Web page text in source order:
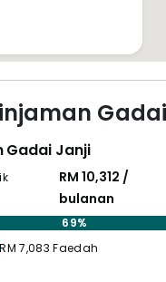
Gadai Janji
RM 10,312 /
bulanan
69%
RM 7,083 Faedah